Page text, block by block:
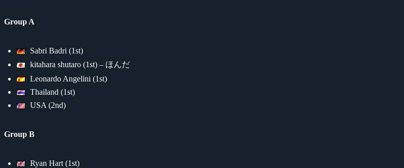
Group A
Sabri Badri (1st)
kitahara shutaro (1st) – ほんだ
Leonardo Angelini (1st)
Thailand (1st)
USA (2nd)
Group B
Ryan Hart (1st)